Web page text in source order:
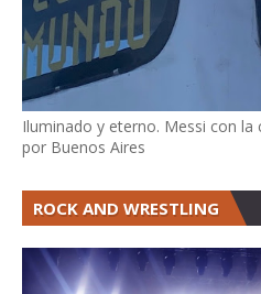
Iluminado y eterno. Messi con la
por Buenos Aires
ROCK AND WRESTLING